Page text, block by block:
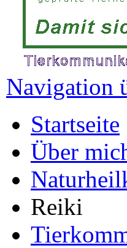
Navigation
Startseite
Über
Reiki